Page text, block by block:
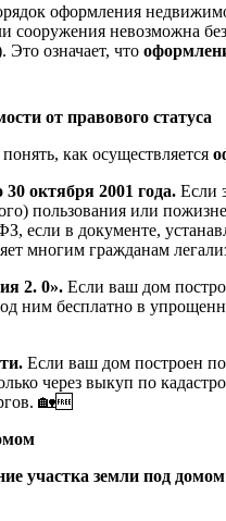
оформления
невозможна
означает, что
от правового статуса
как осуществляется
октября 2001 года. Если
пользования или
если в документе,
многим гражданам
2. 0». Если ваш дом
ним бесплатно в
Если ваш дом построен
через выкуп по
🏡🆓
участка земли под домом